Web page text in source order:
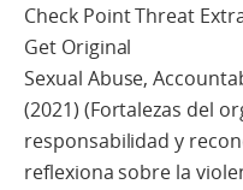
Check Point Threat
Get Original
Sexual Abuse,
(2021) (Fortalezas del
responsabilidad y
reflexiona sobre la